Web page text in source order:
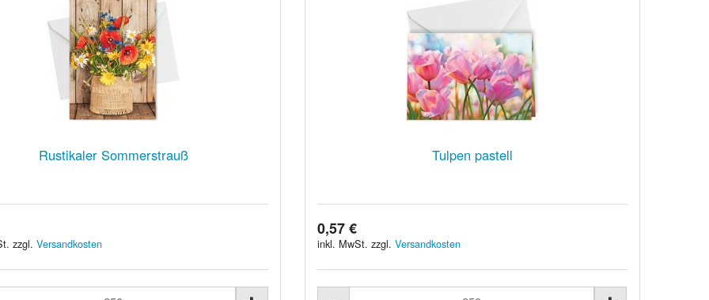
Rustikaler Sommerstrauß
zzgl. Versandkosten
Tulpen pastell
0,57 €
inkl. MwSt. zzgl.Versandkosten